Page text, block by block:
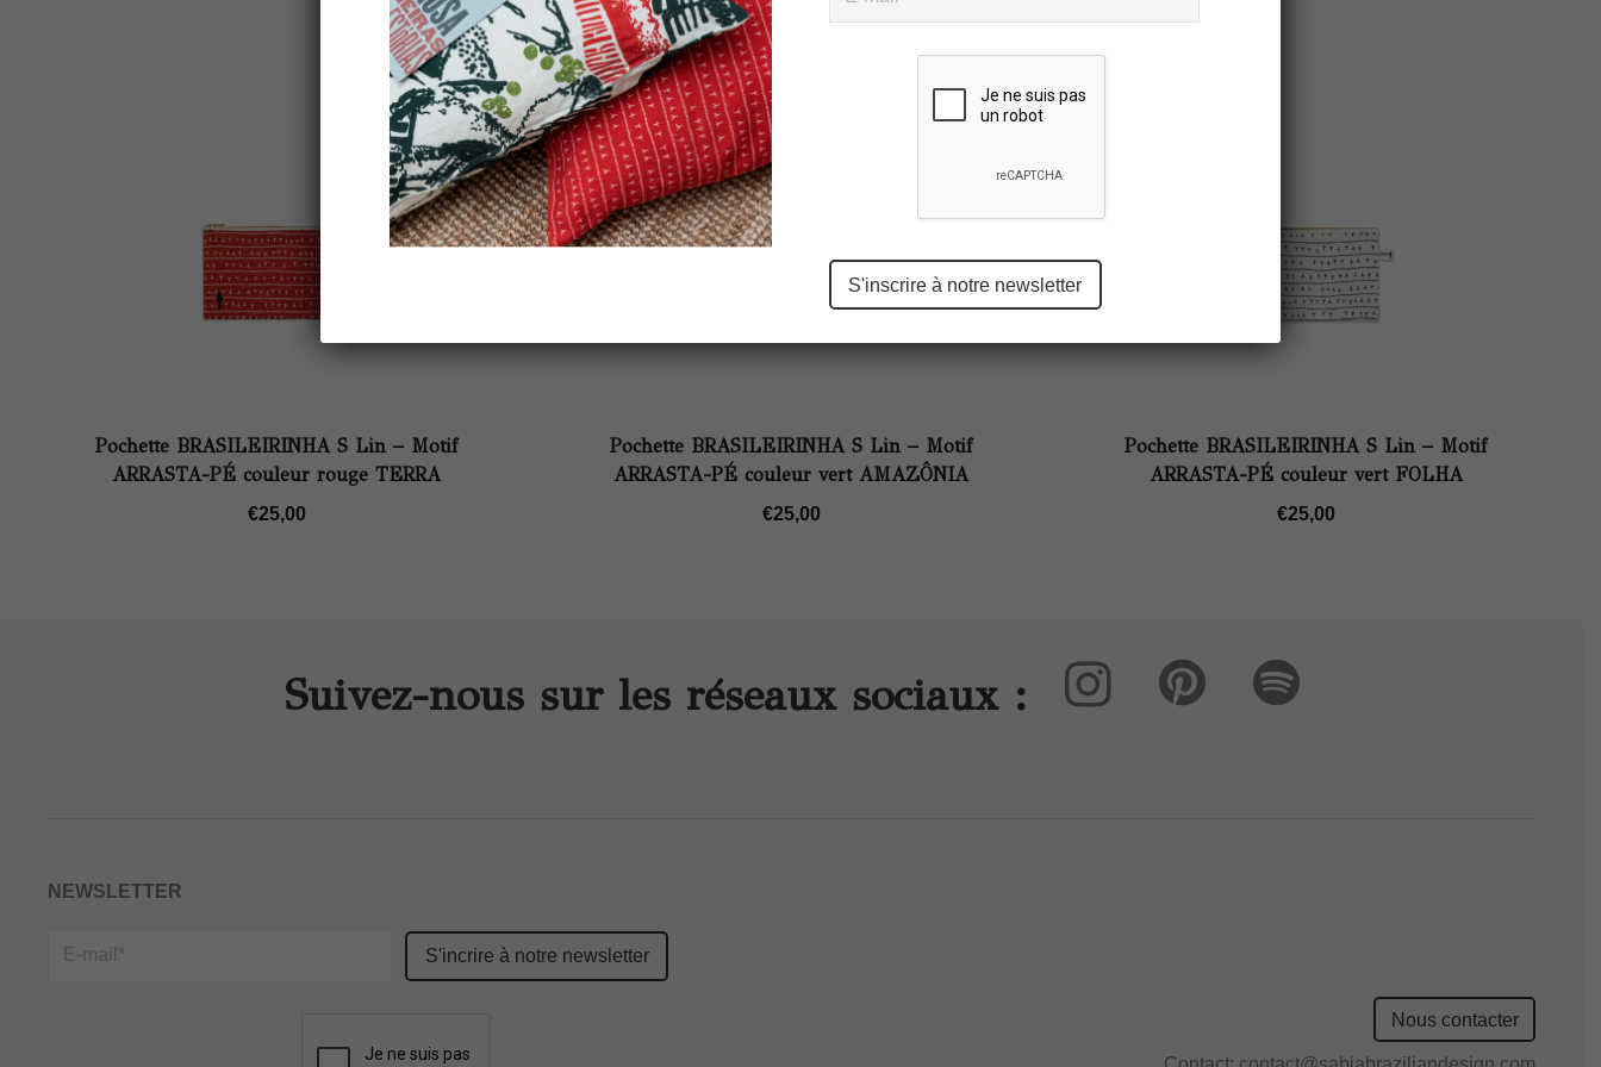
Pochette BRASILEIRINHA S Lin – Motif
ARRASTA-PÉ couleur rouge TERRA
€25,00
Pochette BRASILEIRINHA S Lin – Motif
ARRASTA-PÉ couleur vert AMAZÔNIA
€25,00
Pochette BRASILEIRINHA S Lin – Motif
ARRASTA-PÉ couleur vert FOLHA
€25,00
Suivez-nous sur les réseaux sociaux :
NEWSLETTER
Please
leave
field
Nous contacter
Please
leave
this